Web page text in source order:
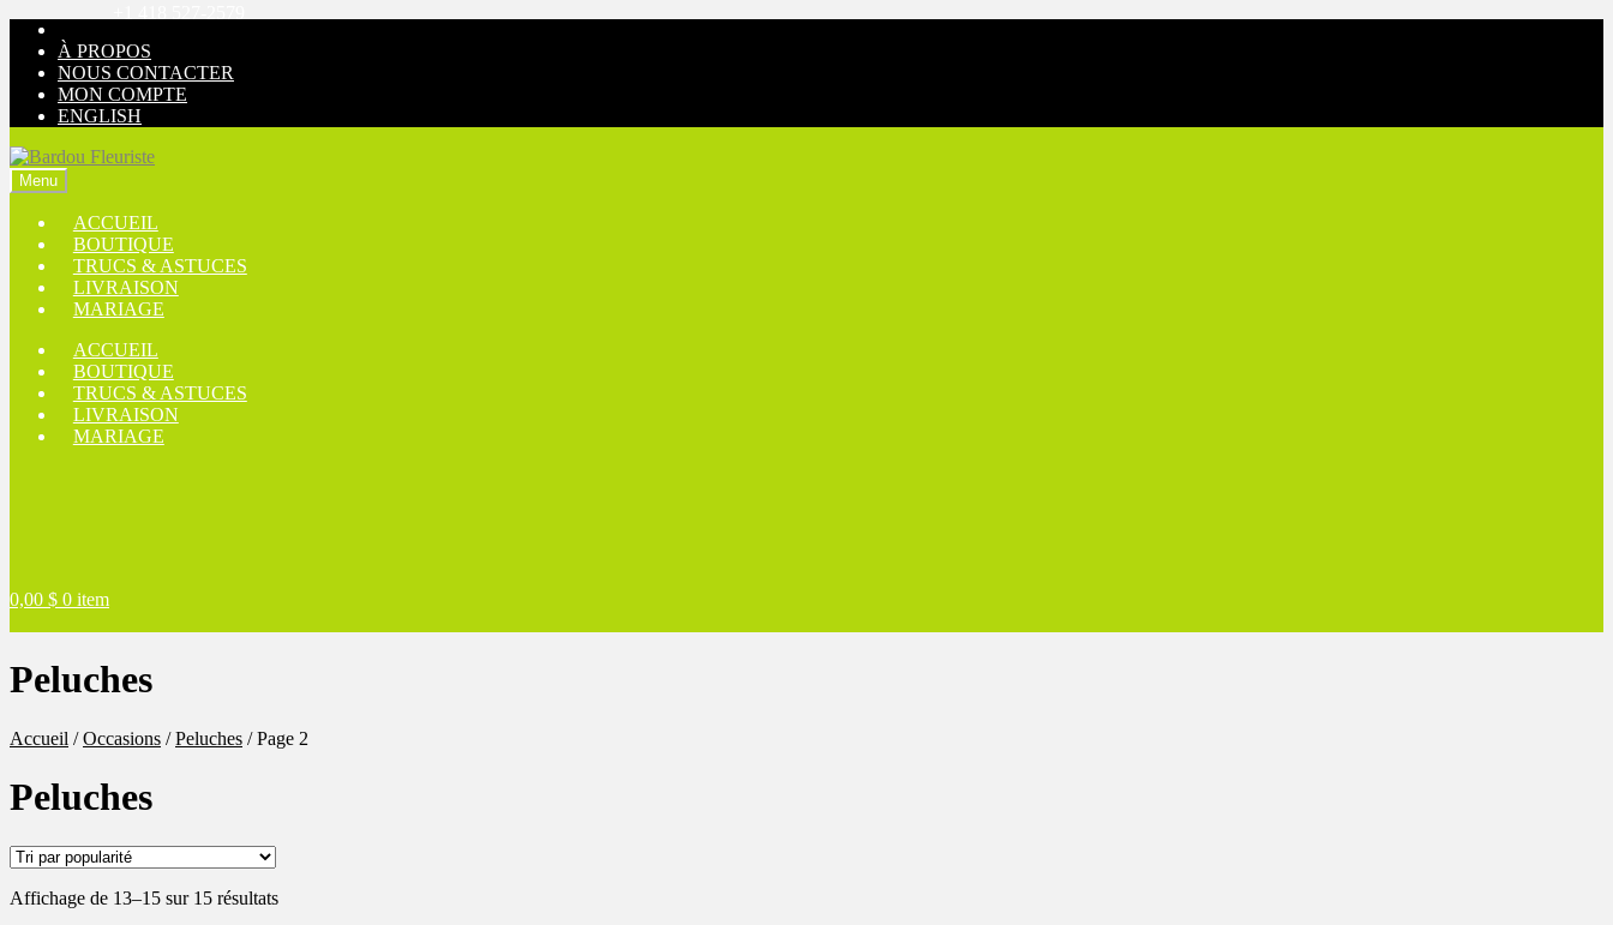
Aller
navigation
Aller
contenu
À PROPOS
NOUS CONTACTER
MON COMPTE
ENGLISH
Menu
ACCUEIL
BOUTIQUE
TRUCS & ASTUCES
LIVRAISON
MARIAGE
ACCUEIL
BOUTIQUE
TRUCS & ASTUCES
LIVRAISON
MARIAGE
0,00 $ 0 item
Peluches
Accueil /Occasions /Peluches /Page 2
Peluches
Affichage de 13–15 sur 15 résultatsTrié